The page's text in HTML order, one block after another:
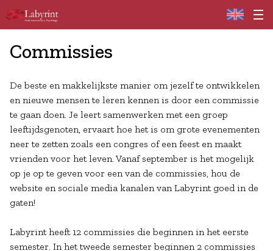
Home
Commissies
De beste en makkelijkste manier om jezelf te ontwikkelen
en nieuwe mensen te leren kennen is door een commissie
te gaan doen. Je leert samenwerken met een groep
leeftijdsgenoten, ervaart hoe het is om grote evenementen
neer te zetten zoals een congres of een feest en maakt
vrienden voor het leven. Vanaf september is het mogelijk
op je op te geven voor een van de commissies, hou de
website en sociale media kanalen van Labyrint goed in de
gaten!
Labyrint heeft 12 commissies die beginnen in het eerste
semester. In het tweede semester beginnen 2 commissies